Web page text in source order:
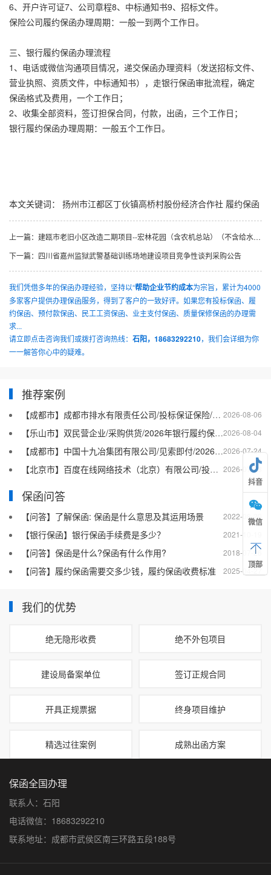
6、开户许可证7、公司章程8、中标通知书9、招标文件。
保险公司履约保函办理周期：一般一到两个工作日。
三、银行履约保函办理流程
1、电话或微信沟通项目情况，递交保函办理资料（发送招标文件、
营业执照、资质文件，中标通知书），走银行保函审批流程，确定
保函格式及费用，一个工作日；
2、收集全部资料，签订担保合同，付款，出函，三个工作日；
银行履约保函办理周期：一般五个工作日。
本文关键词： 扬州市江都区丁伙镇高桥村股份经济合作社 履约保函
上一篇： 建瓯市老旧小区改造二期项目--宏林花园（含农机总站）（不含给水、消防工程）
下一篇： 四川省嘉州监狱武警基础训练场地建设项目竞争性谈判采购公告
我们凭借多年的保函办理经验，坚持以“帮助企业节约成本为宗旨，累计为4000
多家客户提供办理保函服务，得到了客户的一致好评。如果您有投标保函、履
约保函、预付款保函、民工工资保函、业主支付保函、质量保修保函的办理需
求...
请立即点击咨询我们或拨打咨询热线： 石阳，18683292210，我们会详细为你
一一解答你心中的疑难。
推荐案例
2026-08-06
【成都市】成都市排水有限责任公司/投标保证保险/2026银行投标保函十三
2026-08-04
【乐山市】双民营企业/采购供货/2026年银行履约保函四十二
2026-07-24
【成都市】中国十九冶集团有限公司/见索即付/2026年银行履约保函四十一
2026-07-23
【北京市】百度在线网络技术（北京）有限公司/投标保函/2026银行投标保函十二
保函问答
2022-08-20
【问答】了解保函: 保函是什么意思及其运用场景
2021-10-19
【银行保函】银行保函手续费是多少？
2018-07-26
【问答】保函是什么?保函有什么作用?
2025-04-27
【问答】履约保函需要交多少钱，履约保函收费标准
我们的优势
绝无隐形收费 绝不外包项目
建设局备案单位 签订正规合同
开具正规票据 终身项目维护
精选过往案例 成熟出函方案
保函全国办理
联系人：石阳
电话微信：18683292210
联系地址：成都市武侯区南三环路五段188号
抖音
微信
顶部